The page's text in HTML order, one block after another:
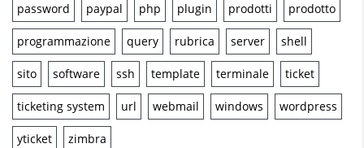
password paypal php plugin prodotti prodotto
programmazione query rubrica server shell
sito software ssh template terminale ticket
ticketing system url webmail windows wordpress
yticket zimbra